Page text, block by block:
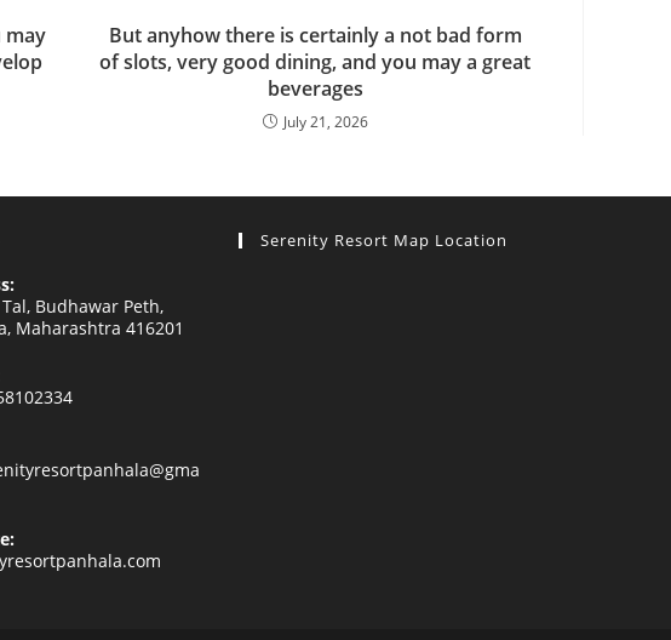
may
But anyhow there is certainly a not bad form
of slots, very good dining, and you may a great
beverages
July 21, 2026
Budhawar Peth,
Maharashtra 416201
Serenity Resort Map Location